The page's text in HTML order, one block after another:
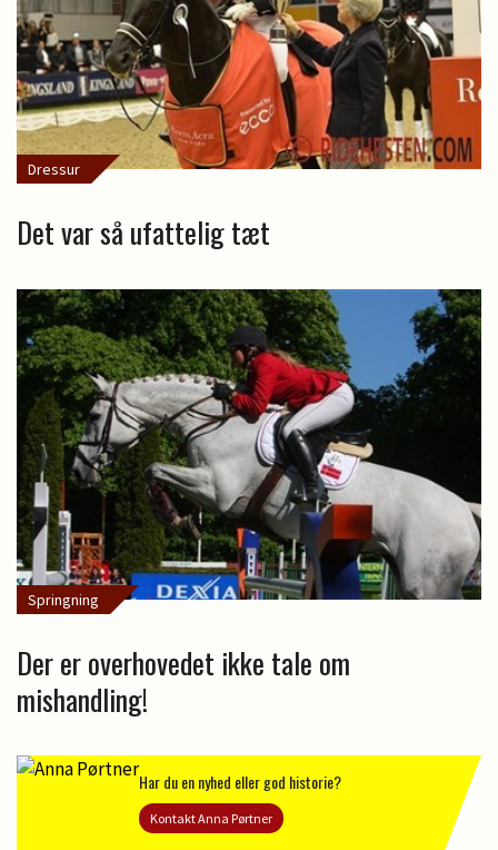
Dressur
Det var så ufattelig tæt
Springning
Der er overhovedet ikke tale om
mishandling!
Har du en nyhed eller god historie?
Kontakt Anna Pørtner